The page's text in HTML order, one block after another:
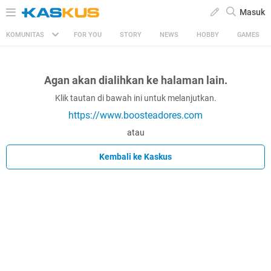
Masuk
KOMUNITAS FOR YOU STORY NEWS HOBBY GAMES
Agan akan dialihkan ke halaman lain.
Klik tautan di bawah ini untuk melanjutkan.
https://www.boosteadores.com
atau
Kembali ke Kaskus